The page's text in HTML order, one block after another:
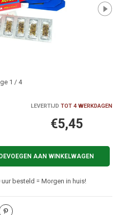
1 / 4
LEVERTIJD TOT 4 WERKDAGEN
€5,45
AAN WINKELWAGEN
besteld = Morgen in huis!